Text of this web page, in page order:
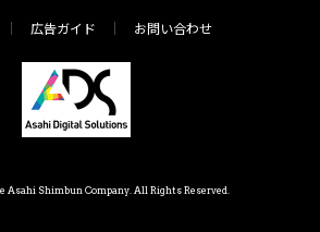
広告ガイド お問い合わせ
Asahi Shimbun Company. All Rights Reserved.